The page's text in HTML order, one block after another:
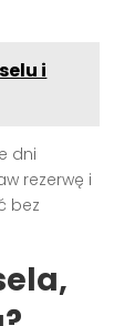
i
dni
rezerwę i
bez